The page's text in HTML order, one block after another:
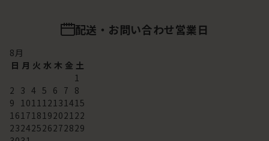
配送・お問い合わせ営業日
8 月
日 月 火 水 木 金 土
1
2 3 4 5 6 7 8
9
10 11 12 13 14 15
16 17 18 192021 22
23242526272829